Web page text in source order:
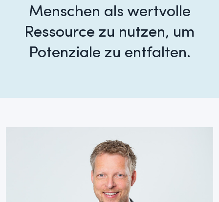
Menschen als wertvolle
Ressource zu nutzen, um
Potenziale zu entfalten.